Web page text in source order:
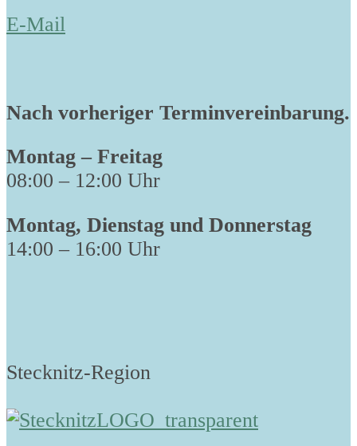
E-Mail
Nach vorheriger Terminvereinbarung.
Montag – Freitag
08:00 – 12:00 Uhr
Montag, Dienstag und Donnerstag
14:00 – 16:00 Uhr
Stecknitz-Region